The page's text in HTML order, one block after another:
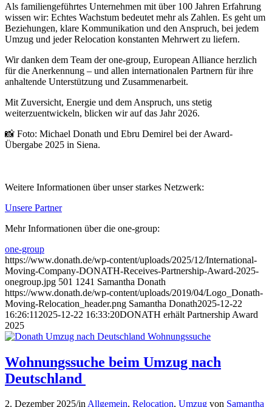
Als familiengeführtes Unternehmen mit über 100 Jahren Erfahrung
wissen wir: Echtes Wachstum bedeutet mehr als Zahlen. Es geht um
Beziehungen, klare Kommunikation und den Anspruch, bei jedem
Umzug und jeder Relocation konstanten Mehrwert zu liefern.
Wir danken dem Team der one-group, European Alliance herzlich
für die Anerkennung – und allen internationalen Partnern für ihre
anhaltende Unterstützung und Zusammenarbeit.
Mit Zuversicht, Energie und dem Anspruch, uns stetig
weiterzuentwickeln, blicken wir auf das Jahr 2026.
📸 Foto: Michael Donath und Ebru Demirel bei der Award-
Übergabe 2025 in Siena.
Weitere Informationen über unser starkes Netzwerk:
Unsere Partner
Mehr Informationen über die one-group:
one-group
https://www.donath.de/wp-content/uploads/2025/12/International-
Moving-Company-DONATH-Receives-Partnership-Award-2025-
onegroup.jpg 501 1241 Samantha Donath
https://www.donath.de/wp-content/uploads/2019/04/Logo_Donath-
Moving-Relocation_header.png Samantha Donath2025-12-22
16:26:11 2025-12-22 16:33:20DONATH erhält Partnership Award
2025
Wohnungssuche beim Umzug nach
Deutschland
2. Dezember 2025/inAllgemein, Relocation, Umzug von Samantha